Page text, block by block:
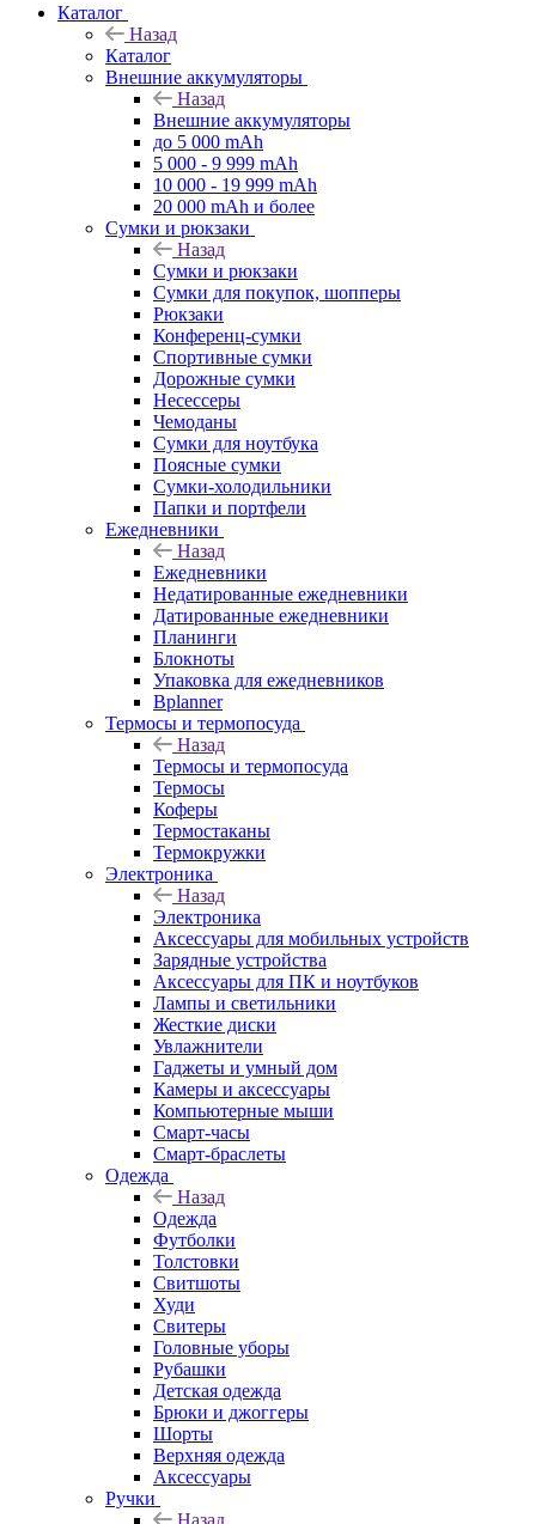
Каталог
Назад
Каталог
Внешние аккумуляторы
Назад
Внешние аккумуляторы
до 5 000 mAh
5 000 - 9 999 mAh
10 000 - 19 999 mAh
20 000 mAh и более
Сумки и рюкзаки
Назад
Сумки и рюкзаки
Сумки для покупок, шопперы
Рюкзаки
Конференц-сумки
Спортивные сумки
Дорожные сумки
Несессеры
Чемоданы
Сумки для ноутбука
Поясные сумки
Сумки-холодильники
Папки и портфели
Ежедневники
Назад
Ежедневники
Недатированные ежедневники
Датированные ежедневники
Планинги
Блокноты
Упаковка для ежедневников
Bplanner
Термосы и термопосуда
Назад
Термосы и термопосуда
Термосы
Коферы
Термостаканы
Термокружки
Электроника
Назад
Электроника
Аксессуары для мобильных устройств
Зарядные устройства
Аксессуары для ПК и ноутбуков
Лампы и светильники
Жесткие диски
Увлажнители
Гаджеты и умный дом
Камеры и аксессуары
Компьютерные мыши
Смарт-часы
Смарт-браслеты
Одежда
Назад
Одежда
Футболки
Толстовки
Свитшоты
Худи
Свитеры
Головные уборы
Рубашки
Детская одежда
Брюки и джоггеры
Шорты
Верхняя одежда
Аксессуары
Ручки
Назад